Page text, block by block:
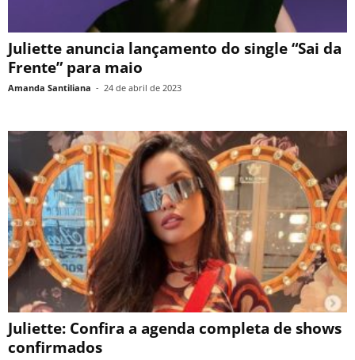
Juliette anuncia lançamento do single “Sai da
Frente” para maio
Amanda Santiliana - 24 de abril de 2023
Juliette: Confira a agenda completa de shows
confirmados